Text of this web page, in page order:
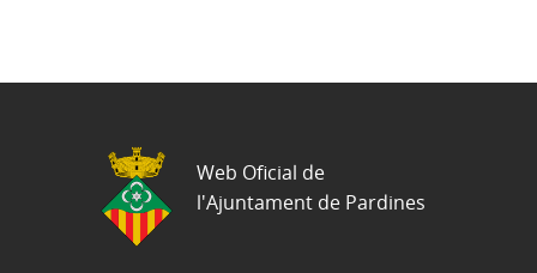
Web Oficial de
l'Ajuntament de Pardines